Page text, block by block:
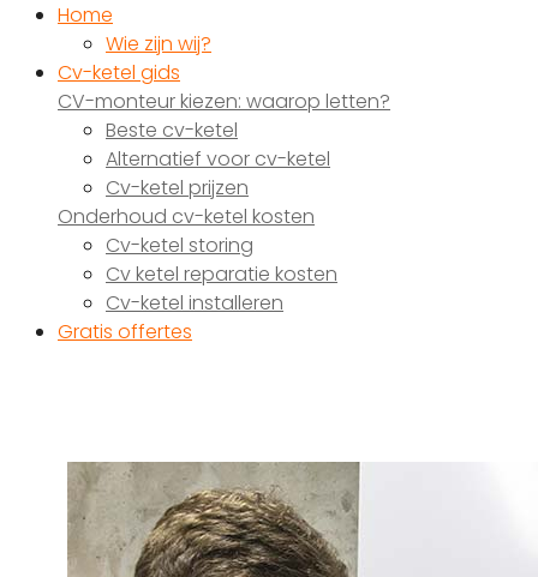
Home
Wie zijn wij?
Cv-ketel gids
CV-monteur kiezen: waarop letten?
Beste cv-ketel
Alternatief voor cv-ketel
Cv-ketel prijzen
Onderhoud cv-ketel kosten
Cv-ketel storing
Cv ketel reparatie kosten
Cv-ketel installeren
Gratis offertes